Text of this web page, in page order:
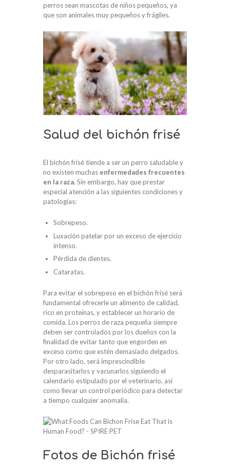
perros sean mascotas de niños pequeños, ya
que son animales muy pequeños y frágiles.
Salud del bichón frisé
El bichón frisé tiende a ser un perro saludable y
no existen muchas enfermedades frecuentes
en la raza. Sin embargo, hay que prestar
especial atención a las siguientes condiciones y
patologías:
Sobrepeso.
Luxación patelar por un exceso de ejercicio
intenso.
Pérdida de dientes.
Cataratas.
Para evitar el sobrepeso en el bichón frisé será
fundamental ofrecerle un alimento de calidad,
rico en proteínas, y establecer un horario de
comida. Los perros de raza pequeña siempre
deben ser controlados por los dueños con la
finalidad de evitar tanto que engorden en
exceso como que estén demasiado delgados.
Por otro lado, será imprescindible
desparasitarlos y vacunarlos siguiendo el
calendario estipulado por el veterinario, así
como llevar un control periódico para detectar
a tiempo cualquier anomalía.
Fotos de Bichón frisé